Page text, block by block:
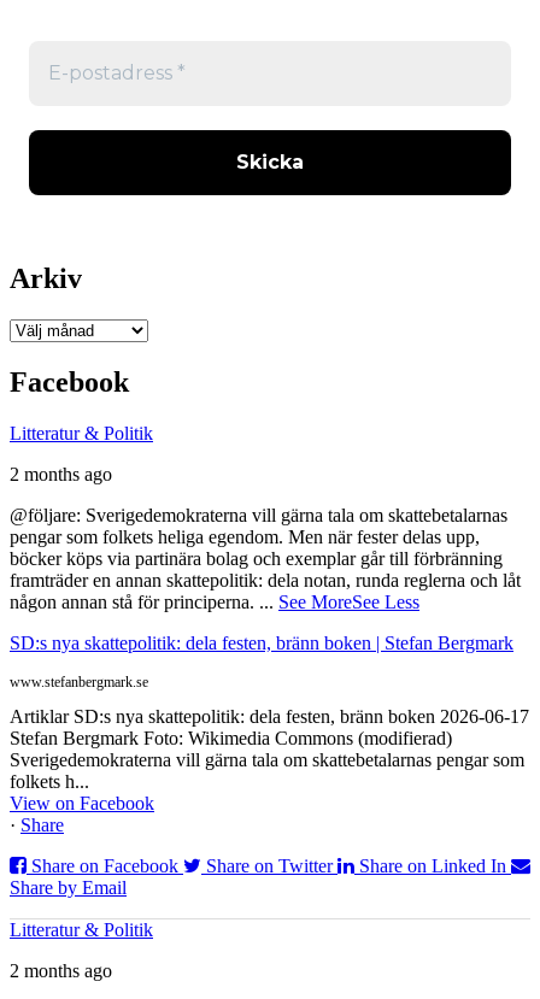
Arkiv
Arkiv
Facebook
Litteratur & Politik
2 months ago
@följare: Sverigedemokraterna vill gärna tala om skattebetalarnas
pengar som folkets heliga egendom. Men när fester delas upp,
böcker köps via partinära bolag och exemplar går till förbränning
framträder en annan skattepolitik: dela notan, runda reglerna och låt
någon annan stå för principerna. ... See MoreSee Less
SD:s nya skattepolitik: dela festen, bränn boken | Stefan Bergmark
www.stefanbergmark.se
Artiklar SD:s nya skattepolitik: dela festen, bränn boken 2026-06-17
Stefan Bergmark Foto: Wikimedia Commons (modifierad)
Sverigedemokraterna vill gärna tala om skattebetalarnas pengar som
folkets h...
View on Facebook
· Share
Share on Facebook
Share on Twitter
Share on Linked In
Share by Email
Litteratur & Politik
2 months ago